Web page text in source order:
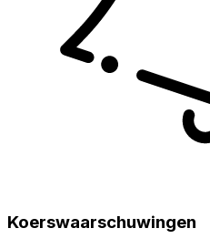
Koerswaarschuwingen